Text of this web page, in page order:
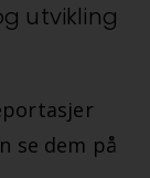
utvikling
se dem på